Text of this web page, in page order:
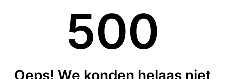
500